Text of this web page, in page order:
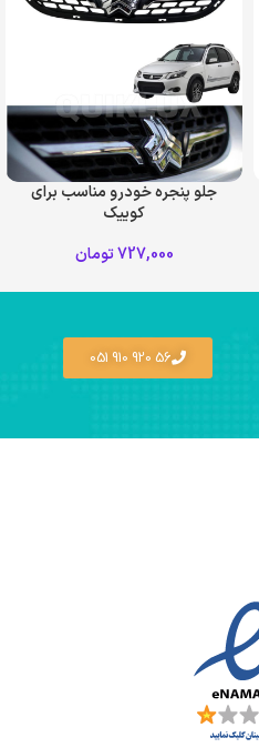
جلو پنجره خودرو مناسب برای
کوییک
727,000تومان
56 920 910 051